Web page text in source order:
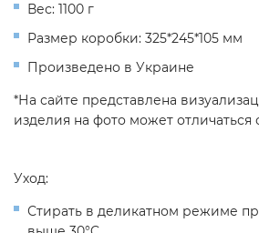
Вес: 1100 г
Размер коробки: 325*245*105 мм
Произведено в Украине
*На сайте представлена
изделия на фото может отличаться
Уход:
Стирать в деликатном режиме